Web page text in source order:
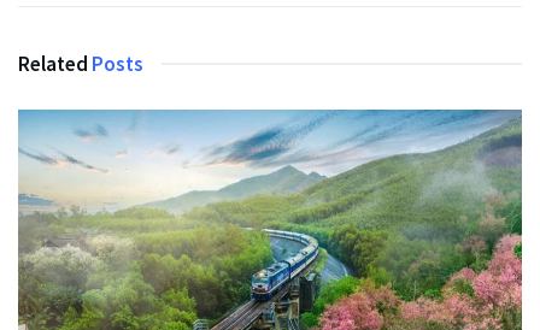
Related Posts